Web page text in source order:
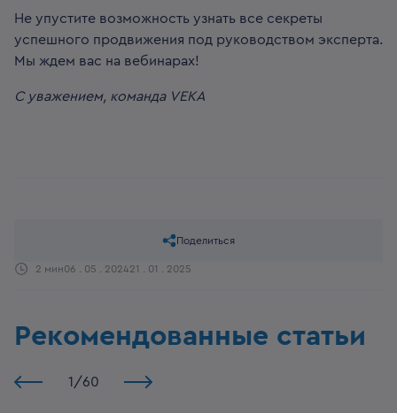
Не упустите возможность узнать все секреты
успешного продвижения под руководством эксперта.
Мы ждем вас на вебинарах!
С уважением, команда VEKA
2 мин06 . 05 . 202421 . 01 . 2025
Поделиться
Рекомендованные статьи
1 /60